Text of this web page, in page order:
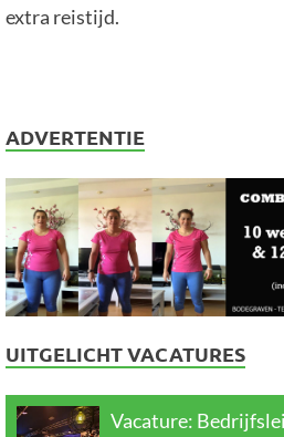
extra reistijd.
ADVERTENTIE
UITGELICHT VACATURES
Vacature: